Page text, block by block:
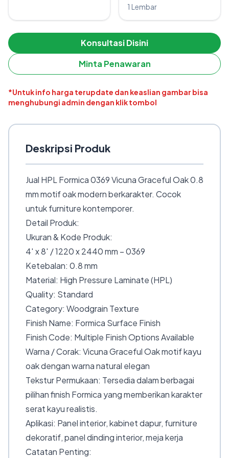
1 Lembar
Konsultasi Disini
Minta Penawaran
*Untuk info harga terupdate dan keaslian gambar bisa
menghubungi admin dengan klik tombol
Deskripsi Produk
Jual HPL Formica 0369 Vicuna Graceful Oak 0.8
mm motif oak modern berkarakter. Cocok
untuk furniture kontemporer.
Detail Produk:
Ukuran & Kode Produk:
4′ x 8′ / 1220 x 2440 mm – 0369
Ketebalan: 0.8 mm
Material: High Pressure Laminate (HPL)
Quality: Standard
Category: Woodgrain Texture
Finish Name: Formica Surface Finish
Finish Code: Multiple Finish Options Available
Warna / Corak: Vicuna Graceful Oak motif kayu
oak dengan warna natural elegan
Tekstur Permukaan: Tersedia dalam berbagai
pilihan finish Formica yang memberikan karakter
serat kayu realistis.
Aplikasi: Panel interior, kabinet dapur, furniture
dekoratif, panel dinding interior, meja kerja
Catatan Penting: